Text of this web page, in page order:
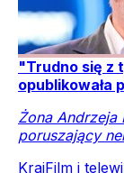
"Trudno się z
opublikowała
Żona Andrzeja
poruszający
KrajFilm i